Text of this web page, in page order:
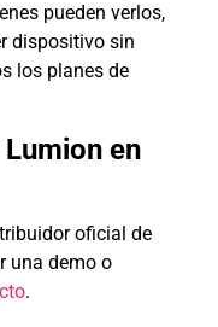
pueden verlos,
dispositivo sin
los planes de
en
oficial de
una demo o
.